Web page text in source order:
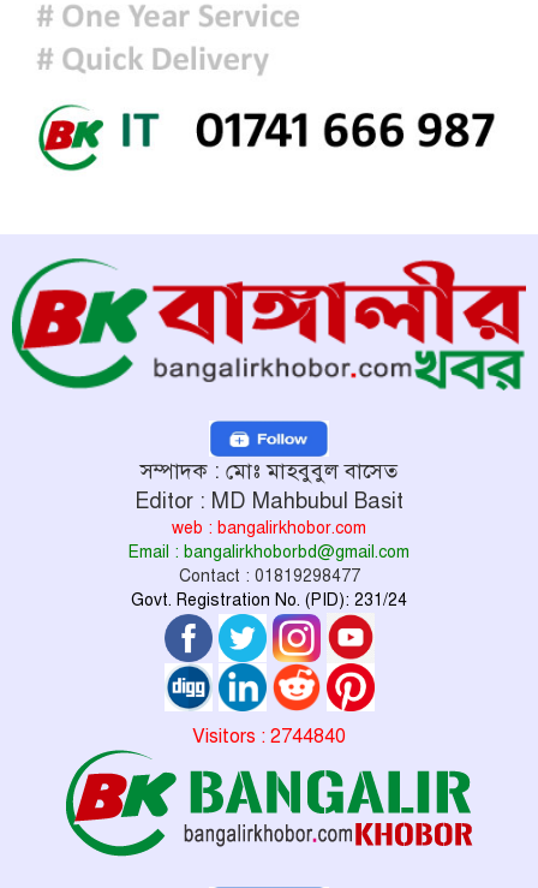
সম্পাদক : মোঃ মাহবুবুল বাসেত
Editor : MD Mahbubul Basit
web : bangalirkhobor.com
Email : bangalirkhoborbd@gmail.com
Contact : 01819298477
Govt. Registration No. (PID): 231/24
Visitors : 2744840